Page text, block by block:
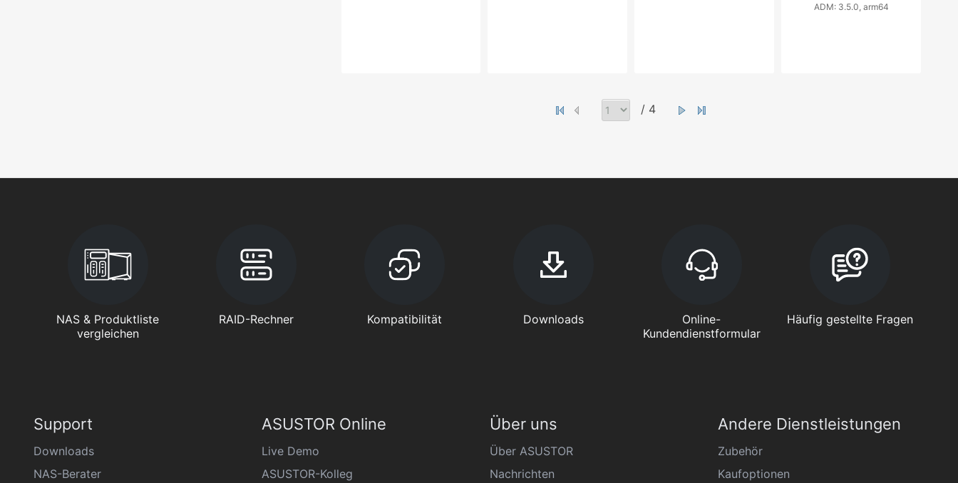
ADM: 3.5.0, arm64
/ 4
NAS & Produktliste
vergleichen
RAID-Rechner Kompatibilität Downloads
Online-
Kundendienstformular
Häufig gestellte Fragen
Support
Downloads
NAS-Berater
ASUSTOR Online
Live Demo
ASUSTOR-Kolleg
Über uns
Über ASUSTOR
Nachrichten
Andere Dienstleistungen
Zubehör
Kaufoptionen